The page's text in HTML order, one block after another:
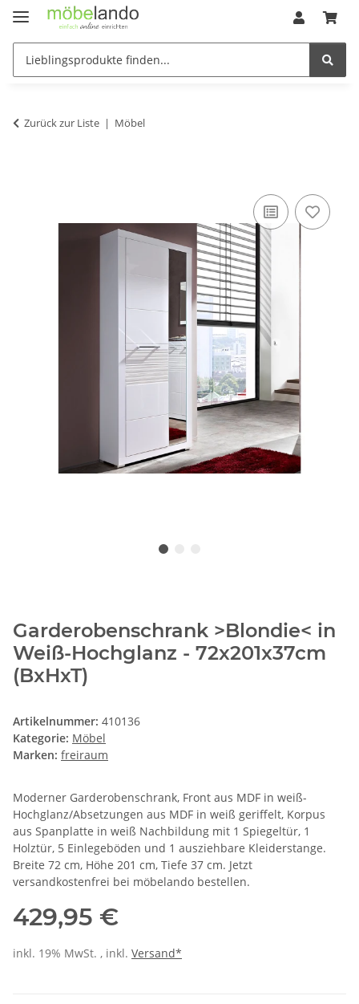
Zurück zur Liste Möbel
Garderobenschrank >Blondie< in
Weiß-Hochglanz - 72x201x37cm
(BxHxT)
Artikelnummer: 410136
Kategorie: Möbel
Marken: freiraum
Moderner Garderobenschrank, Front aus MDF in weiß-
Hochglanz/Absetzungen aus MDF in weiß geriffelt, Korpus
aus Spanplatte in weiß Nachbildung mit 1 Spiegeltür, 1
Holztür, 5 Einlegeböden und 1 ausziehbare Kleiderstange.
Breite 72 cm, Höhe 201 cm, Tiefe 37 cm. Jetzt
versandkostenfrei bei möbelando bestellen.
429,95 €
inkl. 19% MwSt. , inkl. Versand*